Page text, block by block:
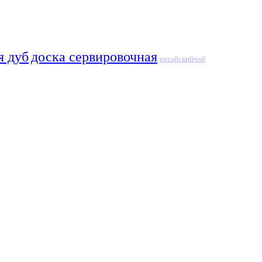
дуб доска сервировочная китайскийчай